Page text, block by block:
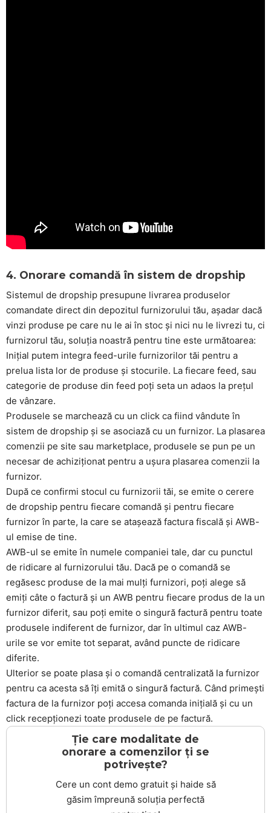
4. Onorare comandă în sistem de dropship
Sistemul de dropship presupune livrarea produselor
comandate direct din depozitul furnizorului tău, așadar dacă
vinzi produse pe care nu le ai în stoc și nici nu le livrezi tu, ci
furnizorul tău, soluția noastră pentru tine este următoarea:
Inițial putem integra feed-urile furnizorilor tăi pentru a
prelua lista lor de produse și stocurile. La fiecare feed, sau
categorie de produse din feed poți seta un adaos la prețul
de vânzare.
Produsele se marchează cu un click ca fiind vândute în
sistem de dropship și se asociază cu un furnizor. La plasarea
comenzii pe site sau marketplace, produsele se pun pe un
necesar de achiziționat pentru a ușura plasarea comenzii la
furnizor.
După ce confirmi stocul cu furnizorii tăi, se emite o cerere
de dropship pentru fiecare comandă și pentru fiecare
furnizor în parte, la care se atașează factura fiscală și AWB-
ul emise de tine.
AWB-ul se emite în numele companiei tale, dar cu punctul
de ridicare al furnizorului tău. Dacă pe o comandă se
regăsesc produse de la mai mulți furnizori, poți alege să
emiți câte o factură și un AWB pentru fiecare produs de la un
furnizor diferit, sau poți emite o singură factură pentru toate
produsele indiferent de furnizor, dar în ultimul caz AWB-
urile se vor emite tot separat, având puncte de ridicare
diferite.
Ulterior se poate plasa și o comandă centralizată la furnizor
pentru ca acesta să îți emită o singură factură. Când primești
factura de la furnizor poți accesa comanda inițială și cu un
click recepționezi toate produsele de pe factură.
Ție care modalitate de
onorare a comenzilor ți se
potrivește?
Cere un cont demo gratuit și haide să
găsim împreună soluția perfectă